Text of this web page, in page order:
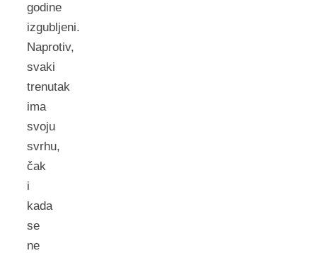
godine
izgubljeni.
Naprotiv,
svaki
trenutak
ima
svoju
svrhu,
čak
i
kada
se
ne